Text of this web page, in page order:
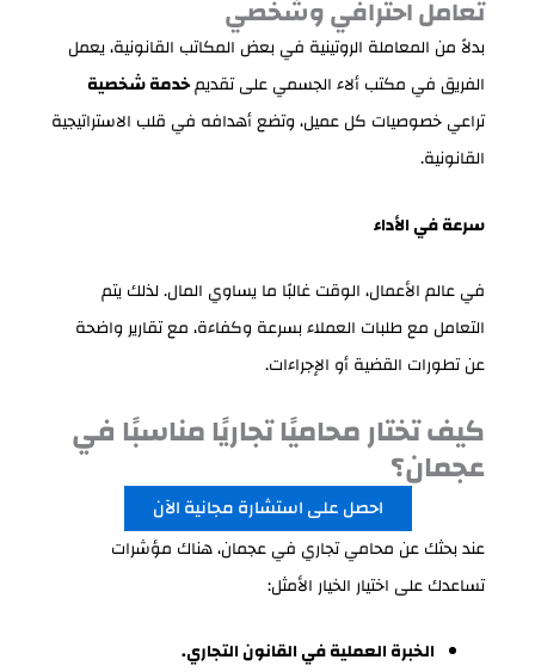
تعامل احترافي وشخصي
بدلاً من المعاملة الروتينية في بعض المكاتب القانونية، يعمل
الفريق في مكتب ألاء الجسمي على تقديمخدمة شخصية
تراعي خصوصيات كل عميل، وتضع أهدافه في قلب الاستراتيجية
القانونية.
سرعة في الأداء
في عالم الأعمال، الوقت غالبًا ما يساوي المال. لذلك يتم
التعامل مع طلبات العملاء بسرعة وكفاءة، مع تقارير واضحة
عن تطورات القضية أو الإجراءات.
كيف تختار محاميًا تجاريًا مناسبًا في
عجمان؟
احصل على استشارة مجانية الآن
عند بحثك عن محامي تجاري في عجمان، هناك مؤشرات
تساعدك على اختيار الخيار الأمثل:
الخبرة العملية في القانون التجاري.